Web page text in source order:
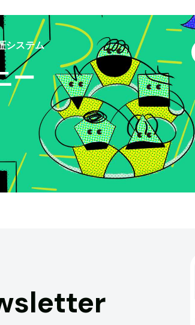
システム
ー